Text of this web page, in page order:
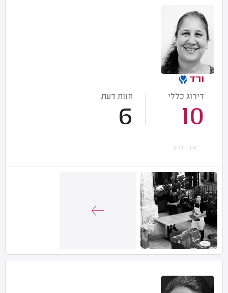
ורד
דירוג כללי
10
חוות דעת
6
אין עדכון